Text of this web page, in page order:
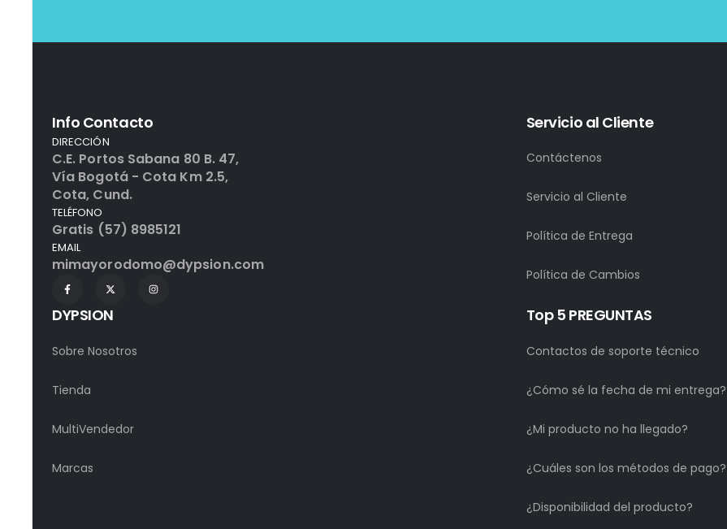
Info Contacto
DIRECCIÓN
C.E. Portos Sabana 80 B. 47,
Vía Bogotá - Cota Km 2.5,
Cota, Cund.
TELÉFONO
Gratis (57) 8985121
EMAIL
mimayorodomo@dypsion.com
Servicio al Cliente
Contáctenos
Servicio al Cliente
Política de Entrega
Política de Cambios
DYPSION
Sobre Nosotros
Tienda
MultiVendedor
Marcas
Top 5 PREGUNTAS
Contactos de soporte técnico
¿Cómo sé la fecha de mi entrega?
¿Mi producto no ha llegado?
¿Cuáles son los métodos de pago?
¿Disponibilidad del producto?